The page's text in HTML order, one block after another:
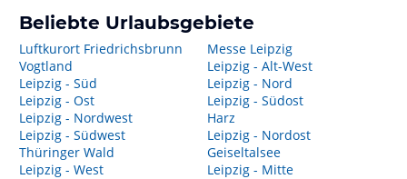
Beliebte Urlaubsgebiete
Luftkurort Friedrichsbrunn
Vogtland
Leipzig - Süd
Leipzig - Ost
Leipzig - Nordwest
Leipzig - Südwest
Thüringer Wald
Leipzig - West
Messe Leipzig
Leipzig - Alt-West
Leipzig - Nord
Leipzig - Südost
Harz
Leipzig - Nordost
Geiseltalsee
Leipzig - Mitte